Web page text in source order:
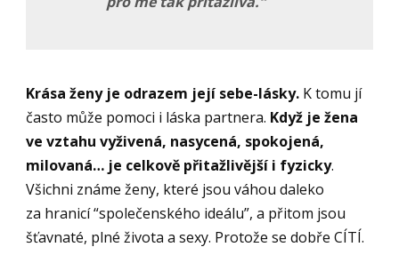
Krása ženy je odrazem její sebe-lásky. K tomu jí
často může pomoci i láska partnera. Když je žena
ve vztahu vyživená, nasycená, spokojená,
milovaná… je celkově přitažlivější i fyzicky.
Všichni známe ženy, které jsou váhou daleko
za hranicí “společenského ideálu”, a přitom jsou
šťavnaté, plné života a sexy. Protože se dobře CÍTÍ.